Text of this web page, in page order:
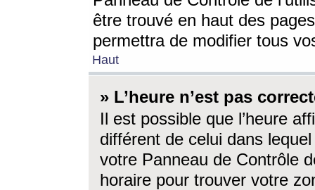
être trouvé en haut des
permettra de modifier tous
Haut
» L’heure n’est pas
Il est possible que l’heure
différent de celui dans
votre Panneau de Contrôle
horaire pour trouver votre